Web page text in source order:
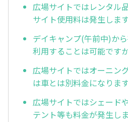
広場サイトではレンタル
サイト使用料は発生しま
デイキャンプ(午前中)か
利用することは可能です
広場サイトではオーニン
は車とは別料金になりま
広場サイトではシェード
テント等も料金が発生し